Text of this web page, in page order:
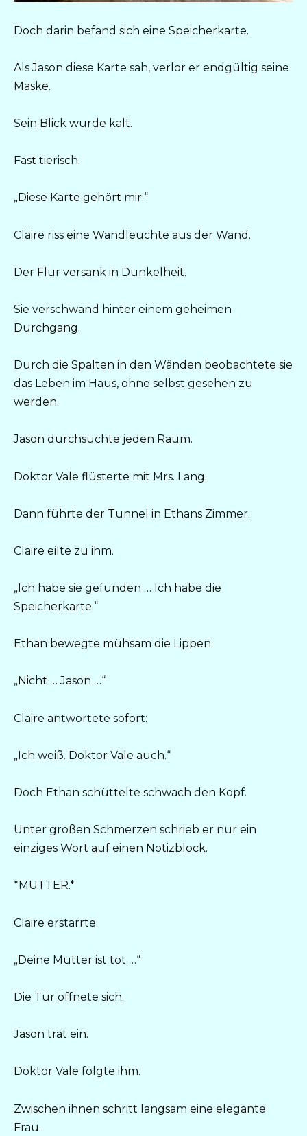
Doch darin befand sich eine Speicherkarte.
Als Jason diese Karte sah, verlor er endgültig seine
Maske.
Sein Blick wurde kalt.
Fast tierisch.
„Diese Karte gehört mir.“
Claire riss eine Wandleuchte aus der Wand.
Der Flur versank in Dunkelheit.
Sie verschwand hinter einem geheimen
Durchgang.
Durch die Spalten in den Wänden beobachtete sie
das Leben im Haus, ohne selbst gesehen zu
werden.
Jason durchsuchte jeden Raum.
Doktor Vale flüsterte mit Mrs. Lang.
Dann führte der Tunnel in Ethans Zimmer.
Claire eilte zu ihm.
„Ich habe sie gefunden … Ich habe die
Speicherkarte.“
Ethan bewegte mühsam die Lippen.
„Nicht … Jason …“
Claire antwortete sofort:
„Ich weiß. Doktor Vale auch.“
Doch Ethan schüttelte schwach den Kopf.
Unter großen Schmerzen schrieb er nur ein
einziges Wort auf einen Notizblock.
*MUTTER.*
Claire erstarrte.
„Deine Mutter ist tot …“
Die Tür öffnete sich.
Jason trat ein.
Doktor Vale folgte ihm.
Zwischen ihnen schritt langsam eine elegante
Frau.